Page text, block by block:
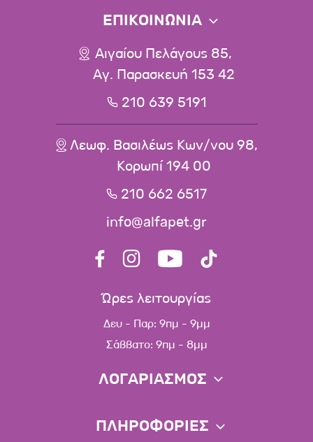
ΕΠΙΚΟΙΝΩΝΙΑ
Αιγαίου Πελάγους 85,
Αγ. Παρασκευή 153 42
210 639 5191
Λεωφ. Βασιλέως Κων/νου 98,
Κορωπί 194 00
210 662 6517
info@alfapet.gr
Ώρες λειτουργίας
Δευ - Παρ: 9πμ - 9μμ
Σάββατο: 9πμ - 8μμ
ΛΟΓΑΡΙΑΣΜΟΣ
ΠΛΗΡΟΦΟΡΙΕΣ